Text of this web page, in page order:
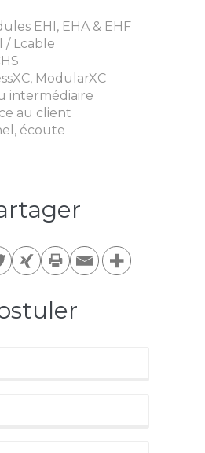
EHI, EHA & EHF
/ Lcable
ModularXC
intermédiaire
au client
écoute